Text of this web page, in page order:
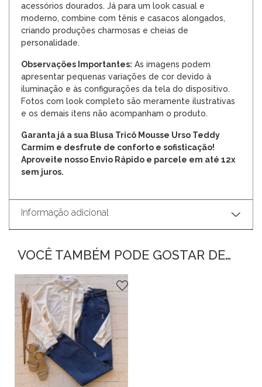
acessórios dourados. Já para um look casual e
moderno, combine com tênis e casacos alongados,
criando produções charmosas e cheias de
personalidade.
Observações Importantes: As imagens podem
apresentar pequenas variações de cor devido à
iluminação e às configurações da tela do dispositivo.
Fotos com look completo são meramente ilustrativas
e os demais itens não acompanham o produto.
Garanta já a sua Blusa Tricô Mousse Urso Teddy
Carmim e desfrute de conforto e sofisticação!
Aproveite nosso Envio Rápido e parcele em até 12x
sem juros.
Informação adicional
VOCÊ TAMBÉM PODE GOSTAR DE…